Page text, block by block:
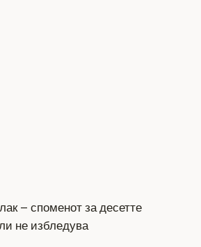
– споменот за десетте
не избледува